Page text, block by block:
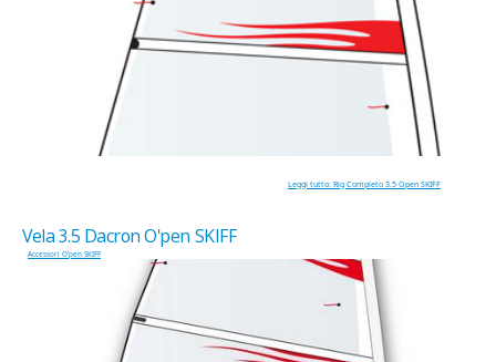
Leggi tutto: Rig Completo 3.5 Open SKIFF
Vela 3.5 Dacron O'pen SKIFF
Accessori O'pen SKIFF